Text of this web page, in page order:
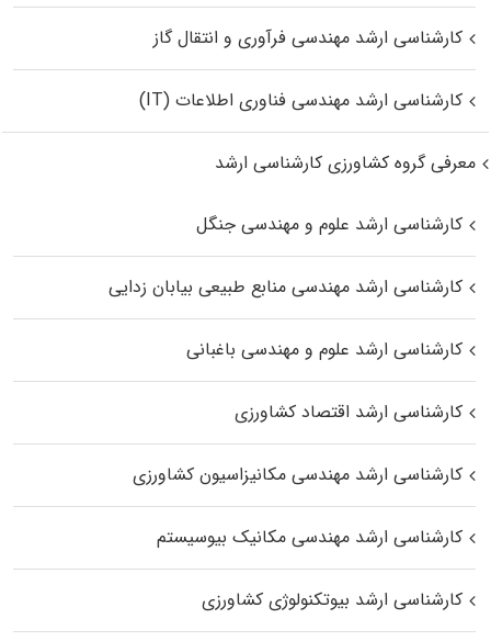
کارشناسی ارشد مهندسی فرآوری و انتقال گاز
کارشناسی ارشد مهندسی فناوری اطلاعات (IT)
معرفی گروه کشاورزی کارشناسی ارشد
کارشناسی ارشد علوم و مهندسی جنگل
کارشناسی ارشد مهندسی منابع طبیعی بیابان زدایی
کارشناسی ارشد علوم و مهندسی باغبانی
کارشناسی ارشد اقتصاد کشاورزی
کارشناسی ارشد مهندسی مکانیزاسیون کشاورزی
کارشناسی ارشد مهندسی مکانیک بیوسیستم
کارشناسی ارشد بیوتکنولوژی کشاورزی